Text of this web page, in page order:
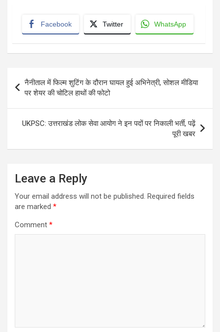
Facebook Twitter WhatsApp
Post
navigation
नैनीताल में फिल्म शुटिंग के दौरान घायल हुई अभिनेत्री, सोशल मीडिया
पर शेयर की चोटिल हाथों की फोटो
UKPSC: उत्तराखंड लोक सेवा आयोग ने इन पदों पर निकाली भर्ती, पढ़ें
पूरी खबर
Leave a Reply
Your email address will not be published. Required fields
are marked *
Comment *